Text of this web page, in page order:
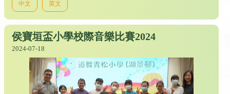
中文 英文
侯寶垣盃小學校際音樂比賽2024
2024-07-18